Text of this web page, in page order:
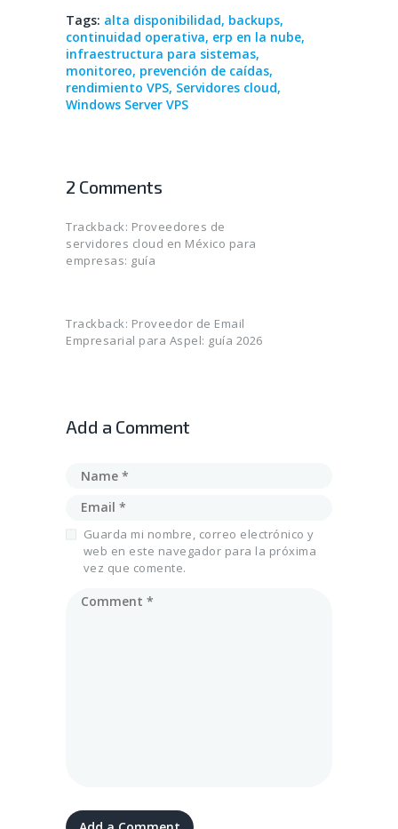
Tags: alta disponibilidad, backups,
continuidad operativa, erp en la nube,
infraestructura para sistemas,
monitoreo, prevención de caídas,
rendimiento VPS, Servidores cloud,
Windows Server VPS
2 Comments
Trackback: Proveedores de
servidores cloud en México para
empresas: guía
Trackback: Proveedor de Email
Empresarial para Aspel: guía 2026
Add a Comment
Guarda mi nombre, correo electrónico y
web en este navegador para la próxima
vez que comente.